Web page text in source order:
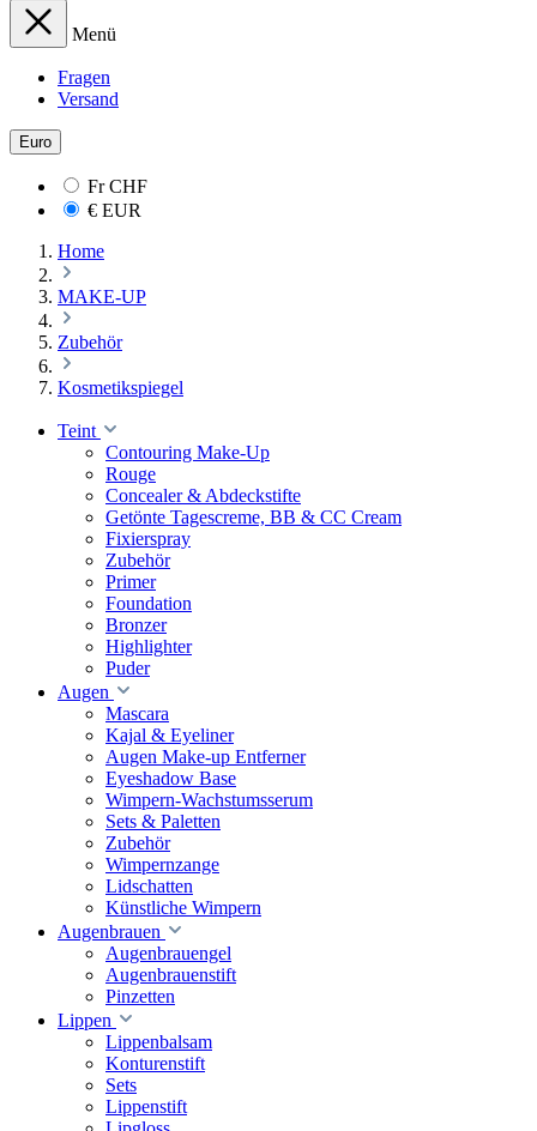
Menü
Fragen
Versand
Euro
FrCHF
€ EUR
Home
MAKE-UP
Zubehör
Kosmetikspiegel
Teint
Contouring Make-Up
Rouge
Concealer & Abdeckstifte
Getönte Tagescreme, BB & CC Cream
Fixierspray
Zubehör
Primer
Foundation
Bronzer
Highlighter
Puder
Augen
Mascara
Kajal & Eyeliner
Augen Make-up Entferner
Eyeshadow Base
Wimpern-Wachstumsserum
Sets & Paletten
Zubehör
Wimpernzange
Lidschatten
Künstliche Wimpern
Augenbrauen
Augenbrauengel
Augenbrauenstift
Pinzetten
Lippen
Lippenbalsam
Konturenstift
Sets
Lippenstift